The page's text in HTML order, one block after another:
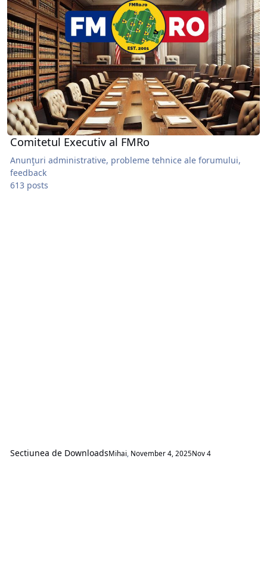
Comitetul Executiv al FMRo
Anunţuri administrative, probleme tehnice ale forumului,
feedback
613 posts
Sectiunea de DownloadsMihai, November 4, 2025Nov 4